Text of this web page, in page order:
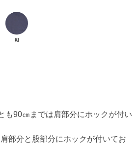
も90㎝までは肩部分にホックが付い
部分と股部分にホックが付いてお